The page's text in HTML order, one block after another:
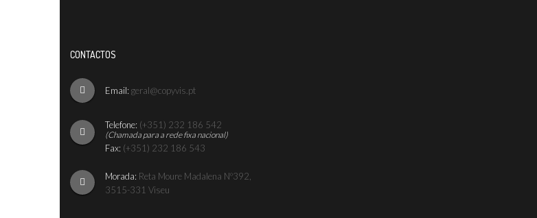
CONTACTOS
Email: geral@copyvis.pt
Telefone: (+351) 232 186 542
(Chamada para a rede fixa nacional)
Fax: (+351) 232 186 543
Morada: Reta Moure Madalena Nº392,
3515-331 Viseu